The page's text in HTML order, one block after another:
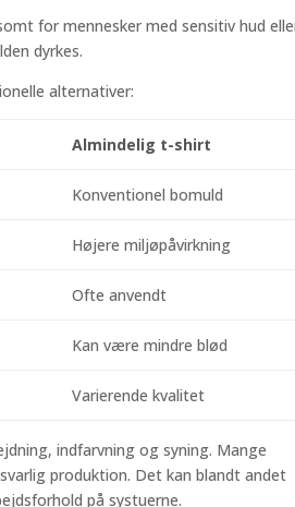
for mennesker med sensitiv hud
dyrkes.
alternativer:
Almindelig t-shirt
Konventionel bomuld
Højere miljøpåvirkning
Ofte anvendt
Kan være mindre blød
Varierende kvalitet
indfarvning og syning. Mange
produktion. Det kan blandt andet
på systuerne.